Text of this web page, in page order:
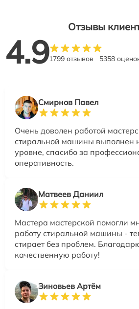
Отзывы
4.91799 отзывов 5358
Смирнов Павел
Очень доволен работой
стиральной машины выполнен
уровне, спасибо за
оперативность.
Матвеев Даниил
Мастера мастерской помогли
работу стиральной машины -
стирает без проблем.
качественную работу!
Зиновьев Артём